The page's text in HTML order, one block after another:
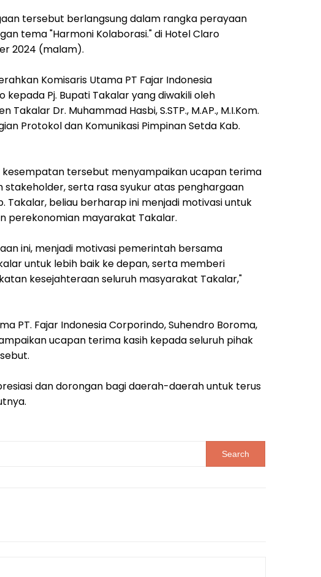
tersebut berlangsung dalam rangka perayaan
tema "Harmoni Kolaborasi." di Hotel Claro
2024 (malam).
Komisaris Utama PT Fajar Indonesia
kepada Pj. Bupati Takalar yang diwakili oleh
Dr. Muhammad Hasbi, S.STP., M.AP., M.I.Kom.
Protokol dan Komunikasi Pimpinan Setda Kab.
kesempatan tersebut menyampaikan ucapan terima
stakeholder, serta rasa syukur atas penghargaan
Takalar, beliau berharap ini menjadi motivasi untuk
perekonomian mayarakat Takalar.
ini, menjadi motivasi pemerintah bersama
untuk lebih baik ke depan, serta memberi
kesejahteraan seluruh masyarakat Takalar,"
PT. Fajar Indonesia Corporindo, Suhendro Boroma,
ucapan terima kasih kepada seluruh pihak
dan dorongan bagi daerah-daerah untuk terus